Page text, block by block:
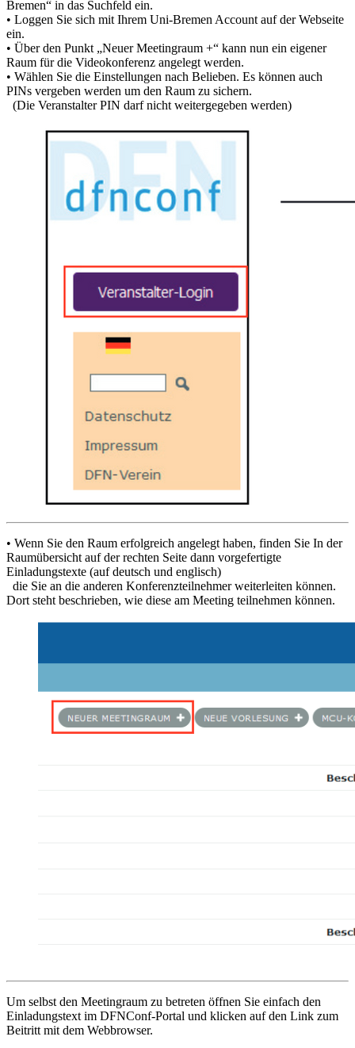
Bremen“ in das Suchfeld ein.
• Loggen Sie sich mit Ihrem Uni-Bremen Account auf der Webseite
ein.
• Über den Punkt „Neuer Meetingraum +“ kann nun ein eigener
Raum für die Videokonferenz angelegt werden.
• Wählen Sie die Einstellungen nach Belieben. Es können auch
PINs vergeben werden um den Raum zu sichern.
(Die Veranstalter PIN darf nicht weitergegeben werden)
• Wenn Sie den Raum erfolgreich angelegt haben, finden Sie In der
Raumübersicht auf der rechten Seite dann vorgefertigte
Einladungstexte (auf deutsch und englisch)
die Sie an die anderen Konferenzteilnehmer weiterleiten können.
Dort steht beschrieben, wie diese am Meeting teilnehmen können.
Um selbst den Meetingraum zu betreten öffnen Sie einfach den
Einladungstext im DFNConf-Portal und klicken auf den Link zum
Beitritt mit dem Webbrowser.